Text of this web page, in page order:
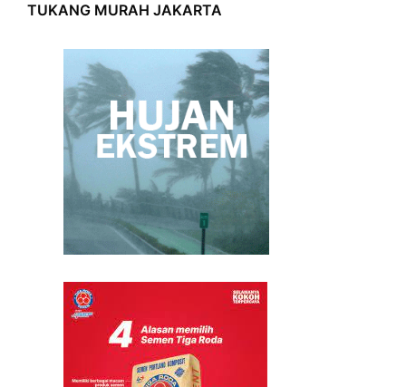
TUKANG MURAH JAKARTA